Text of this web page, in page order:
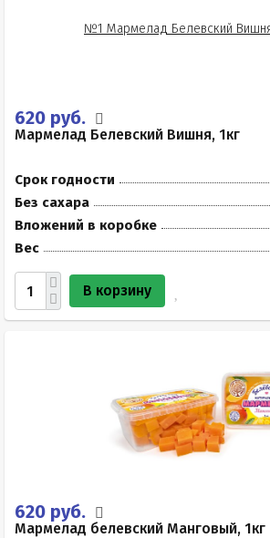
620 руб.
Мармелад Белевский Вишня, 1кг
Срок годности
Без сахара
Вложений в коробке
Вес
В корзину
620 руб.
Мармелад белевский Манговый, 1кг